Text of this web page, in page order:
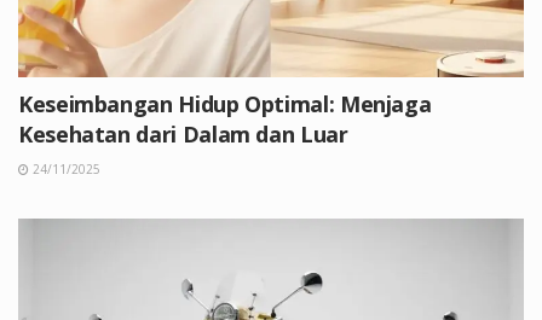
Keseimbangan Hidup Optimal: Menjaga
Kesehatan dari Dalam dan Luar
24/11/2025